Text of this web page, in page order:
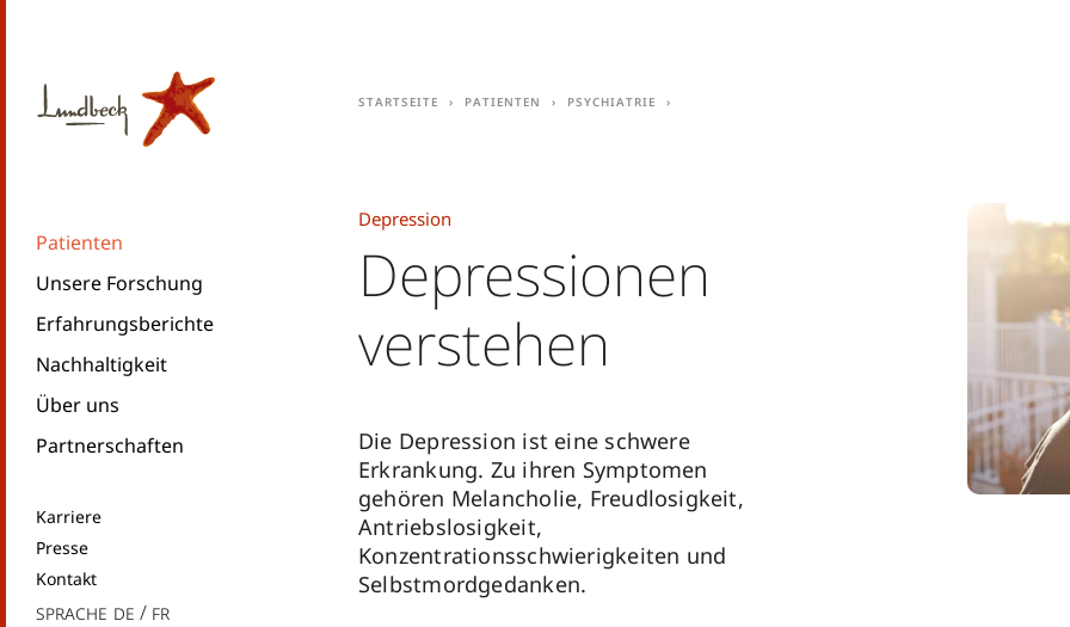
Patienten
Unsere Forschung
Erfahrungsberichte
Nachhaltigkeit
Über uns
Partnerschaften
Karriere
Presse
Kontakt
Sprache de fr
Startseite Patienten Psychiatrie
Depression
Depressionen
verstehen
Die Depression ist eine schwere
Erkrankung. Zu ihren Symptomen
gehören Melancholie, Freudlosigkeit,
Antriebslosigkeit,
Konzentrationsschwierigkeiten und
Selbstmordgedanken.